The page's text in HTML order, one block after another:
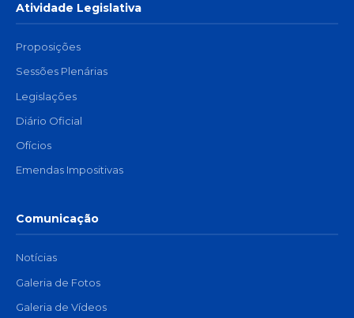
Atividade Legislativa
Proposições
Sessões Plenárias
Legislações
Diário Oficial
Ofícios
Emendas Impositivas
Comunicação
Notícias
Galeria de Fotos
Galeria de Vídeos